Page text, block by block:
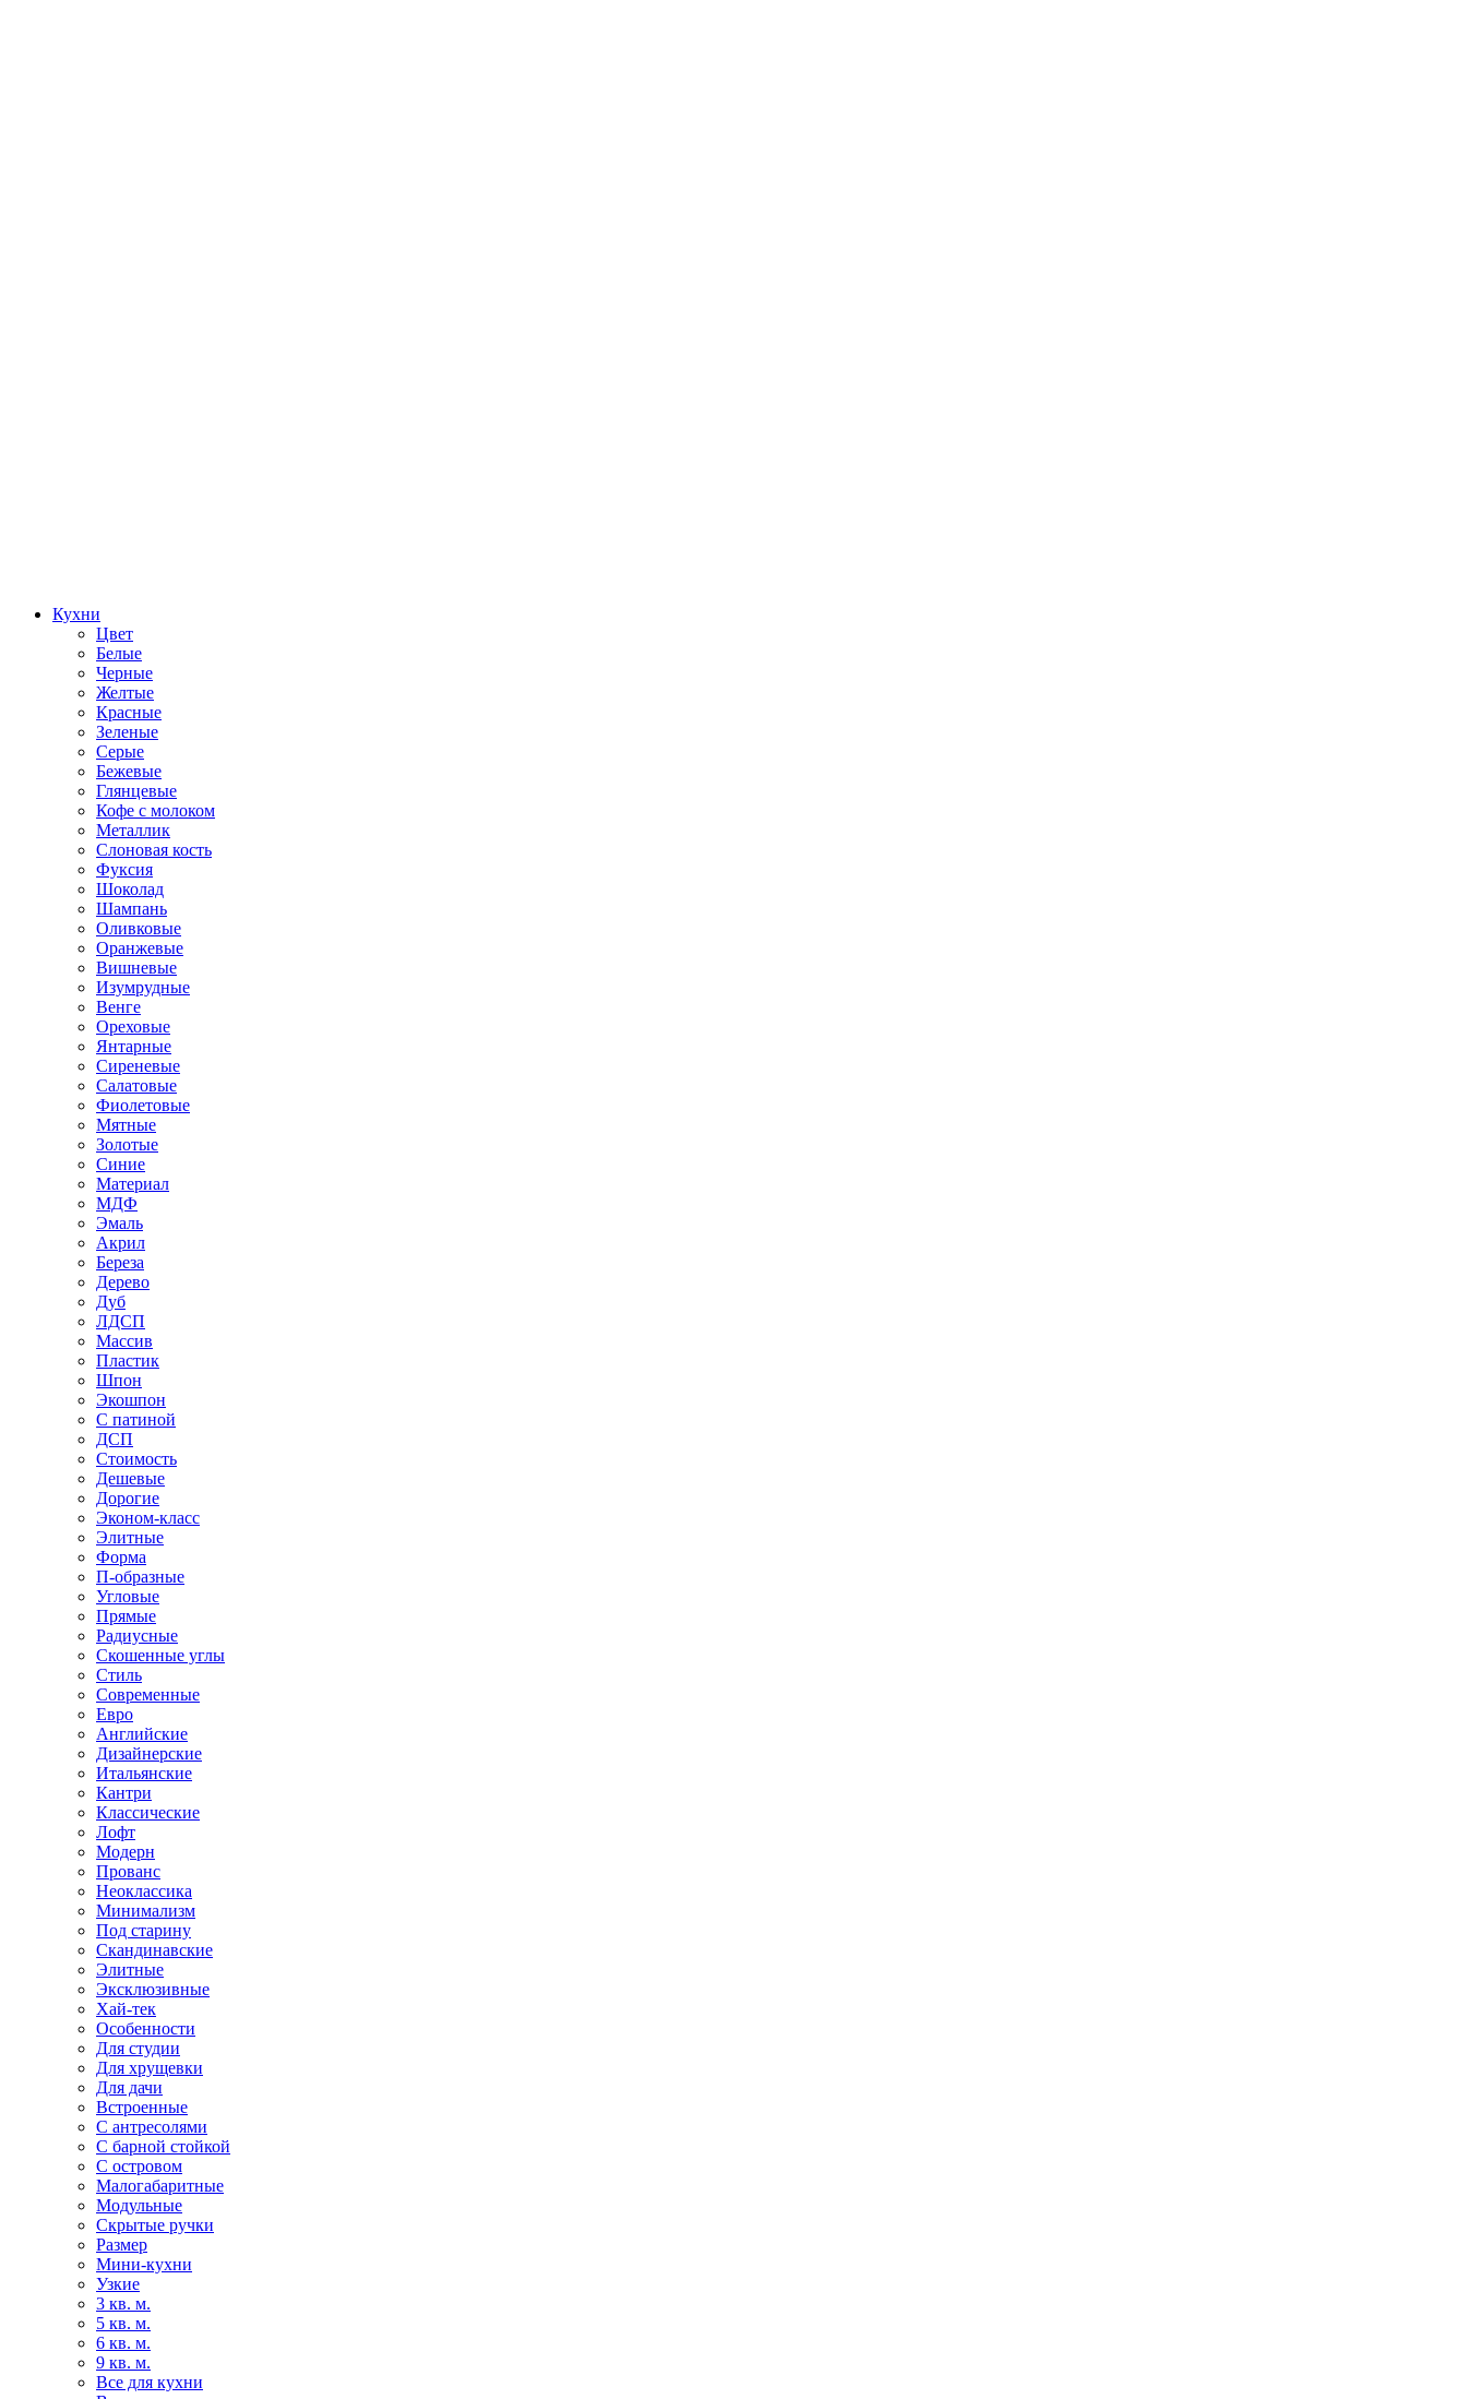
Кухни
Цвет
Белые
Черные
Желтые
Красные
Зеленые
Серые
Бежевые
Глянцевые
Кофе с молоком
Металлик
Слоновая кость
Фуксия
Шоколад
Шампань
Оливковые
Оранжевые
Вишневые
Изумрудные
Венге
Ореховые
Янтарные
Сиреневые
Салатовые
Фиолетовые
Мятные
Золотые
Синие
Материал
МДФ
Эмаль
Акрил
Береза
Дерево
Дуб
ЛДСП
Массив
Пластик
Шпон
Экошпон
С патиной
ДСП
Стоимость
Дешевые
Дорогие
Эконом-класс
Элитные
Форма
П-образные
Угловые
Прямые
Радиусные
Скошенные углы
Стиль
Современные
Евро
Английские
Дизайнерские
Итальянские
Кантри
Классические
Лофт
Модерн
Прованс
Неоклассика
Минимализм
Под старину
Скандинавские
Элитные
Эксклюзивные
Хай-тек
Особенности
Для студии
Для хрущевки
Для дачи
Встроенные
С антресолями
С барной стойкой
С островом
Малогабаритные
Модульные
Скрытые ручки
Размер
Мини-кухни
Узкие
3 кв. м.
5 кв. м.
6 кв. м.
9 кв. м.
Все для кухни